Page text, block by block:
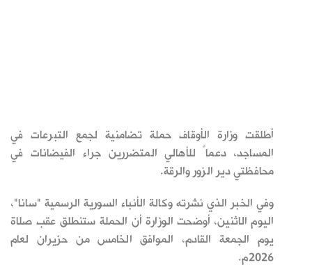
أطلقت وزارة الأوقاف حملة تضامنية لجمع التبرعات في
المساجد، دعماً للأهالي المتضررين جراء الفيضانات في
محافظتي دير الزور والرقة.
وفي الخبر الذي نشرته وكالة الأنباء السورية الرسمية "سانا"،
اليوم الاثنين، أوضحت الوزارة أن الحملة ستنطلق عقب صلاة
يوم الجمعة القادم، الموافق الخامس من حزيران لعام
2026م.